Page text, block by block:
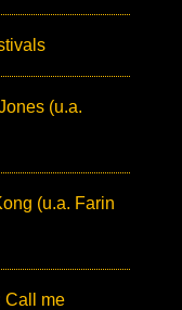
(u.a.
(u.a. Farin
Call me